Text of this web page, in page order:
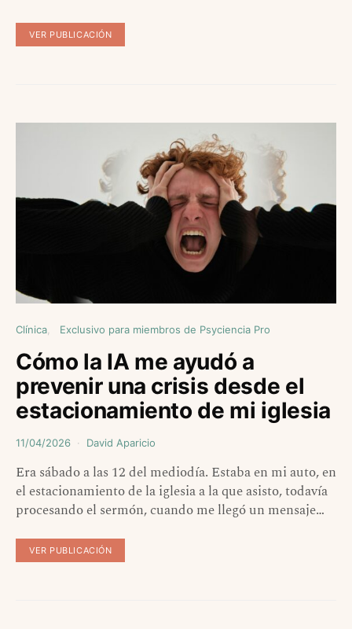
VER PUBLICACIÓN
Clínica Exclusivo para miembros de Psyciencia Pro
Cómo la IA me ayudó a
prevenir una crisis desde el
estacionamiento de mi iglesia
11/04/2026 David Aparicio
Era sábado a las 12 del mediodía. Estaba en mi auto, en
el estacionamiento de la iglesia a la que asisto, todavía
procesando el sermón, cuando me llegó un mensaje…
VER PUBLICACIÓN